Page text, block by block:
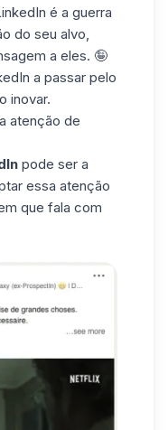
é a guerra
do seu alvo,
a eles. 🤪
a passar pelo
inovar.
atenção de
pode ser a
essa atenção
que fala com